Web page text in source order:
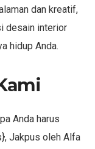
dan kreatif,
desain interior
hidup Anda.
Anda harus
Jakpus oleh Alfa